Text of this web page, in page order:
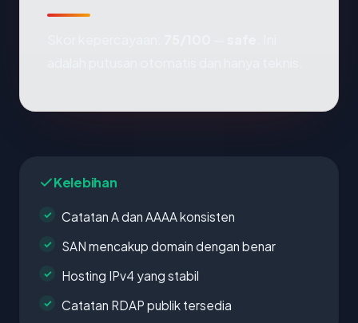
Kelebihan
Catatan A dan AAAA konsisten
SAN mencakup domain dengan benar
Hosting IPv4 yang stabil
Catatan RDAP publik tersedia